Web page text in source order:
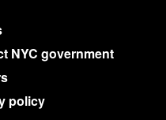
NYC government
policy